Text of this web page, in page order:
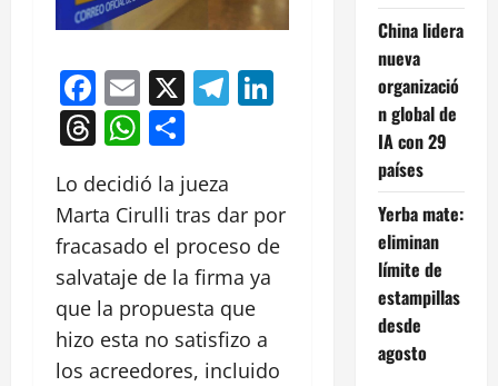
Facebook
Email
X Telegram
LinkedIn
Threads
WhatsApp
Lo decidió la jueza
Marta Cirulli tras dar por
fracasado el proceso de
salvataje de la firma ya
que la propuesta que
hizo esta no satisfizo a
los acreedores, incluido
China lidera
nueva
organizació
n global de
IA con 29
países
Yerba mate:
eliminan
límite de
estampillas
desde
agosto